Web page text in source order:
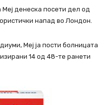
денеска посети дел од
напад во Лондон.
Меј ја пости болницата
14 од 48-те ранети